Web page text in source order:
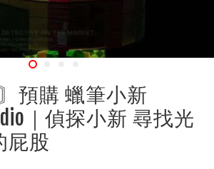
預購 蠟筆小新
｜偵探小新 尋找光
屁股